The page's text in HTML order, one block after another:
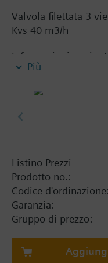
Valvola filettata 3
Kvs 40 m3/h
Informazioni
VXG41..01 sono
Attenzione
Richiesto ASZ6.5
Più
Listino Prezzi
Prodotto no.:
Codice d'ordinazione:
Garanzia:
Gruppo di prezzo: